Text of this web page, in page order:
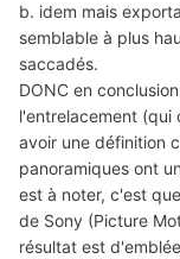
b. idem mais
semblable à plus
saccadés.
DONC en
l'entrelacement (qui
avoir une définition
panoramiques ont
est à noter, c'est
de Sony (Picture
résultat est